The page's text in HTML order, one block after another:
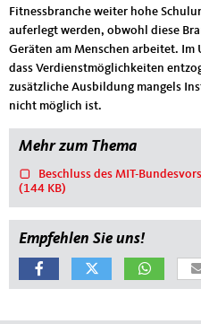
Fitnessbranche weiter hohe
auferlegt werden, obwohl diese
Geräten am Menschen arbeitet. Im
dass Verdienstmöglichkeiten
zusätzliche Ausbildung mangels
nicht möglich ist.
Mehr zum Thema
Beschluss des MIT-
(144 KB)
Empfehlen Sie uns!